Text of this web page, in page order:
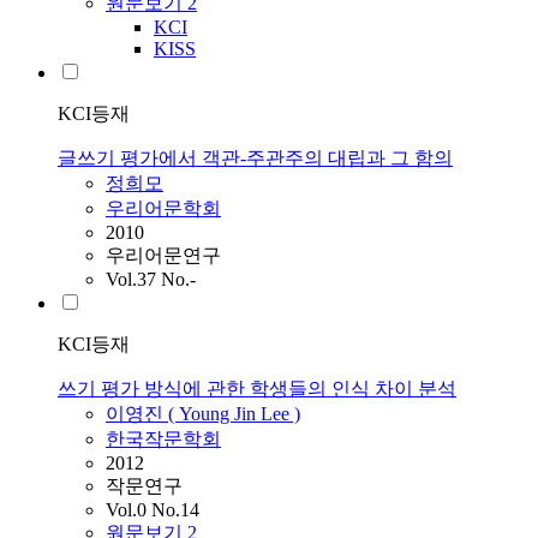
KCI
KISS
KCI등재
글쓰기 평가에서 객관-주관주의 대립과 그 함의
정희모
우리어문학회
2010
우리어문연구
Vol.37 No.-
KCI등재
쓰기 평가 방식에 관한 학생들의 인식 차이 분석
이영진 ( Young Jin Lee )
한국작문학회
2012
작문연구
Vol.0 No.14
원문보기 2